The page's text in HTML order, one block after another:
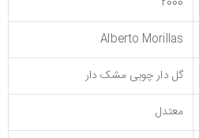
Alberto Morillas
گل دار چوبی مشک دار
معتدل